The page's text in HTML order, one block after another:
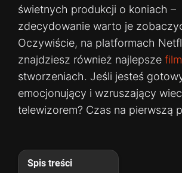
świetnych produkcji o koniach –
zdecydowanie warto je
Oczywiście, na platformach
znajdziesz również najlepsze
stworzeniach. Jeśli jesteś
emocjonujący i wzruszający
telewizorem? Czas na pierwszą
Spis treści